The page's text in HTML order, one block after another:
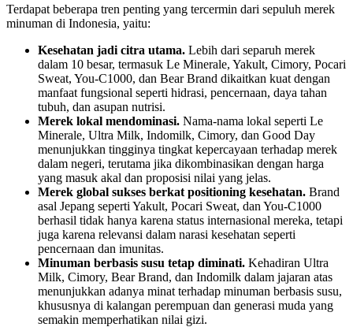
Terdapat beberapa tren penting yang tercermin dari sepuluh merek
minuman di Indonesia, yaitu:
Kesehatan jadi citra utama. Lebih dari separuh merek
dalam 10 besar, termasuk Le Minerale, Yakult, Cimory, Pocari
Sweat, You-C1000, dan Bear Brand dikaitkan kuat dengan
manfaat fungsional seperti hidrasi, pencernaan, daya tahan
tubuh, dan asupan nutrisi.
Merek lokal mendominasi. Nama-nama lokal seperti Le
Minerale, Ultra Milk, Indomilk, Cimory, dan Good Day
menunjukkan tingginya tingkat kepercayaan terhadap merek
dalam negeri, terutama jika dikombinasikan dengan harga
yang masuk akal dan proposisi nilai yang jelas.
Merek global sukses berkat positioning kesehatan. Brand
asal Jepang seperti Yakult, Pocari Sweat, dan You-C1000
berhasil tidak hanya karena status internasional mereka, tetapi
juga karena relevansi dalam narasi kesehatan seperti
pencernaan dan imunitas.
Minuman berbasis susu tetap diminati. Kehadiran Ultra
Milk, Cimory, Bear Brand, dan Indomilk dalam jajaran atas
menunjukkan adanya minat terhadap minuman berbasis susu,
khususnya di kalangan perempuan dan generasi muda yang
semakin memperhatikan nilai gizi.